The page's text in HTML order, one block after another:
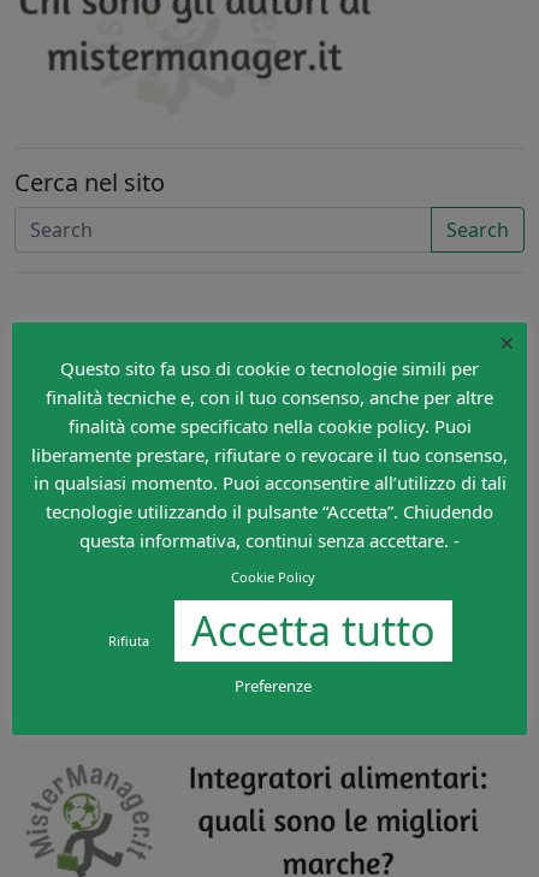
Cerca nel sito
Search
×
Questo sito fa uso di cookie o tecnologie simili per
finalità tecniche e, con il tuo consenso, anche per altre
finalità come specificato nella cookie policy. Puoi
liberamente prestare, rifiutare o revocare il tuo consenso,
in qualsiasi momento. Puoi acconsentire all’utilizzo di tali
tecnologie utilizzando il pulsante “Accetta”. Chiudendo
questa informativa, continui senza accettare. -
Cookie Policy
Rifiuta Accetta tutto
Preferenze